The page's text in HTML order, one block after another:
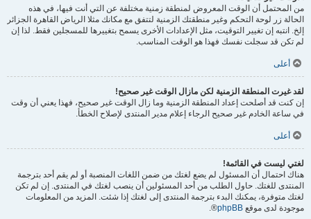
من المحتمل أن الوقت المعروض لمنطقة زمنية مختلفة عن التي أنت فيها، في هذه
الحالة زر لوحة التحكم وغير منطقتك الزمنية لتتفق مع مكانك مثلا الرياض القاهرة الجزائر
إلخ. انتبه إن تغيير التوقيت، مثل الإعدادات الأخرى يسمح بتغييرها للمسجلين فقط. لذا إن
لم تكن قد سجلت نفسك فهذا هو الوقت المناسب.
أعلى
لقد غيرت المنطقة الزمنية لكن مازال الوقت غير صحيح!
إن كنت قد أصلحت إعداد المنطقة الزمنية وما زال الوقت غير صحيح، فهذا يعني أن وقت
في ساعة الخادم غير صحيح الرجاء إعلام مدير المنتدى لإصلاح الخطأ.
أعلى
لغتي ليست في القائمة!
هناك احتمال أن المسئول لم يضع لغتك من ضمن اللغات المنصبة أو لم يقم أحد بترجمة
المنتدى للغتك. حاول الطلب من أحد المسئولين أن ينصب لغتك في المنتدى. إن لم تكن
لغتك متوفرة، يمكنك البدء بترجمة المنتدى إلى لغتك إذا شئت. المزيد من المعلومات
موجودة لدى موقع phpBB
®.